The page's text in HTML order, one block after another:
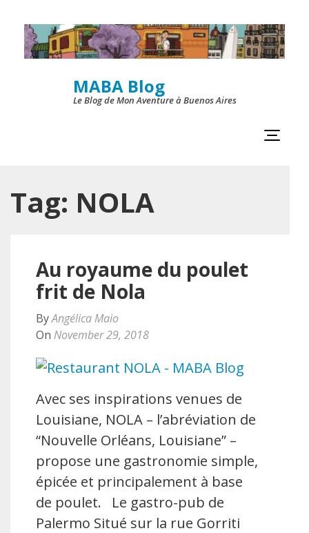
Skip
to
content
MABA Blog
Le Blog de Mon Aventure à Buenos Aires
Tag: NOLA
Au royaume du poulet
frit de Nola
ByAngélica Maio
On November 29, 2018
Avec ses inspirations venues de
Louisiane, NOLA – l’abréviation de
“Nouvelle Orléans, Louisiane” –
propose une gastronomie simple,
épicée et principalement à base
de poulet. Le gastro-pub de
Palermo Situé sur la rue Gorriti